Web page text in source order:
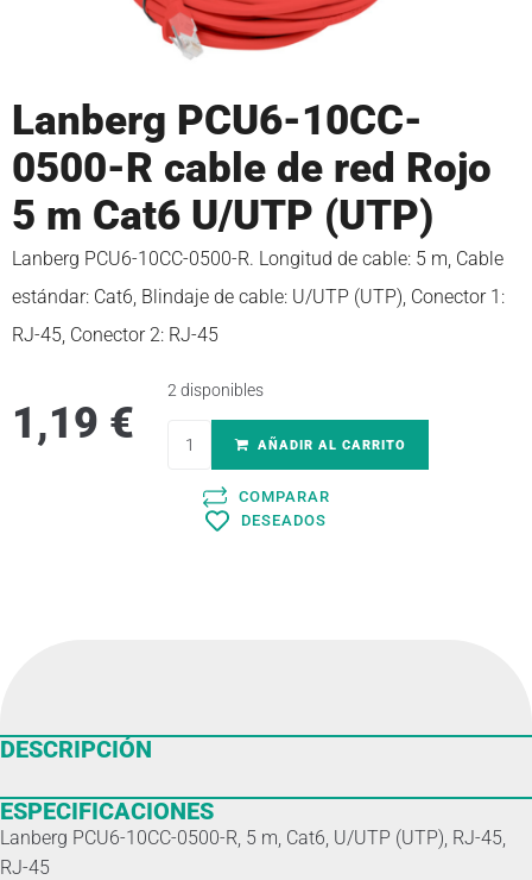
Lanberg PCU6-10CC-
0500-R cable de red Rojo
5 m Cat6 U/UTP (UTP)
Lanberg PCU6-10CC-0500-R. Longitud de cable: 5 m, Cable
estándar: Cat6, Blindaje de cable: U/UTP (UTP), Conector 1:
RJ-45, Conector 2: RJ-45
1,19 €
2 disponibles
AÑADIR AL CARRITO
COMPARAR
DESEADOS
DESCRIPCIÓN
ESPECIFICACIONES
Lanberg PCU6-10CC-0500-R, 5 m, Cat6, U/UTP (UTP), RJ-45,
RJ-45